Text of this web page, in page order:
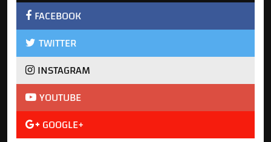
FACEBOOK
TWITTER
INSTAGRAM
YOUTUBE
GOOGLE+